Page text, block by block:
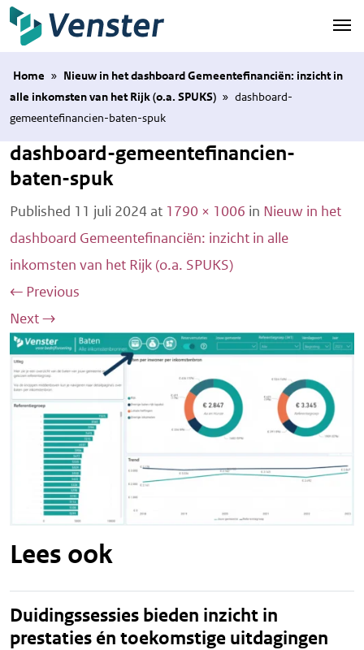
Naar hoofdinhoud
Home » Nieuw in het dashboard Gemeentefinanciën: inzicht in
alle inkomsten van het Rijk (o.a. SPUKS) » dashboard-
gemeentefinancien-baten-spuk
dashboard-gemeentefinancien-
baten-spuk
Published 11 juli 2024 at 1790 × 1006 in Nieuw in het
dashboard Gemeentefinanciën: inzicht in alle
inkomsten van het Rijk (o.a. SPUKS)
← Previous
Next→
Lees ook
Duidingssessies bieden inzicht in
prestaties én toekomstige uitdagingen